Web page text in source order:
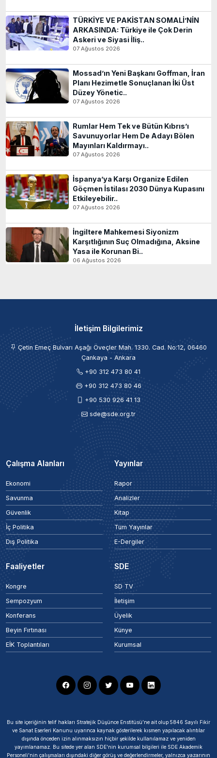
TÜRKİYE VE PAKİSTAN SOMALİ’NİN
ARKASINDA: Türkiye ile Çok Derin
Askeri ve Siyasi İliş..
07 Ağustos 2026
Mossad’ın Yeni Başkanı Goffman, İran
Planı Hezimetle Sonuçlanan İki Üst
Düzey Yönetic..
07 Ağustos 2026
Rumlar Hem Tek ve Bütün Kıbrıs’ı
Savunuyorlar Hem De Adayı Bölen
Mayınları Kaldırmayı..
07 Ağustos 2026
İspanya’ya Karşı Organize Edilen
Göçmen İstilası 2030 Dünya Kupasını
Etkileyebilir..
07 Ağustos 2026
İngiltere Mahkemesi Siyonizm
Karşıtlığının Suç Olmadığına, Aksine
Yasa ile Korunan Bi..
06 Ağustos 2026
İletişim Bilgilerimiz
Çetin Emeç Bulvarı Aşağı Öveçler Mah. 1330. Cad. No:12, 06460
Çankaya - Ankara
+90 312 473 80 41
+90 312 473 80 46
+90 530 926 41 13
sde@sde.org.tr
Çalışma Alanları
Ekonomi
Savunma
Güvenlik
İç Politika
Dış Politika
Yayınlar
Rapor
Analizler
Kitap
Tüm Yayınlar
E-Dergiler
Faaliyetler
Kongre
Sempozyum
Konferans
Beyin Fırtınası
EİK Toplantıları
SDE
SD TV
İletişim
Üyelik
Künye
Kurumsal
Bu site içeriğinin telif hakları Stratejik Düşünce Enstitüsü’ne ait olup 5846 Sayılı Fikir
ve Sanat Eserleri Kanunu uyarınca kaynak gösterilerek kısmen yapılacak alıntılar
dışında önceden izin alınmaksızın hiçbir şekilde kullanılamaz ve yeniden
yayımlanamaz. Bu sitede yer alan SDE'nin kurumsal bilgileri ile SDE Akademik
Personeli'nin çalışmaları dışındaki diğer görüş ve değerlendirmeler, yalnızca yazarının